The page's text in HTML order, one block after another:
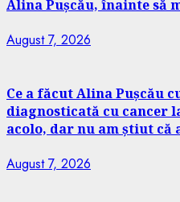
Alina Pușcău, înainte să
August 7, 2026
Ce a făcut Alina Pușcău
diagnosticată cu cancer
acolo, dar nu am știut că
August 7, 2026